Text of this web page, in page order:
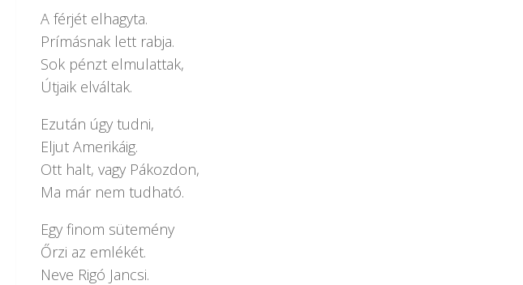
A férjét elhagyta.
Prímásnak lett rabja.
Sok pénzt elmulattak,
Útjaik elváltak.
Ezután úgy tudni,
Eljut Amerikáig.
Ott halt, vagy Pákozdon,
Ma már nem tudható.
Egy finom sütemény
Őrzi az emlékét.
Neve Rigó Jancsi.